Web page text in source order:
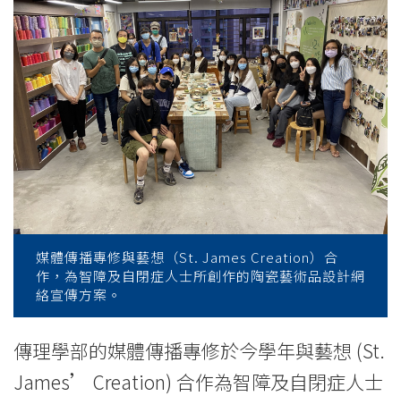
social
inclusion
College
News
College
International
Education
媒體傳播專修與藝想（St. James Creation）合
作，為智障及自閉症人士所創作的陶瓷藝術品設計網
絡宣傳方案。
傳理學部的媒體傳播專修於今學年與藝想 (St.
James’ Creation) 合作為智障及自閉症人士